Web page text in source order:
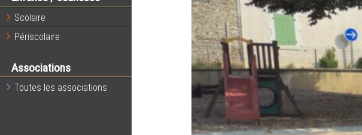
Scolaire
Périscolaire
Associations
Toutes les associations